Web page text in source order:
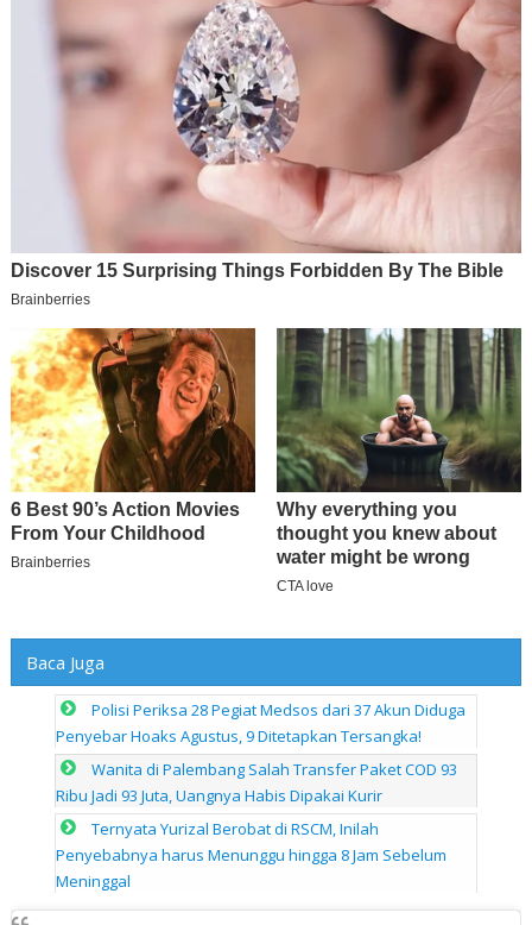
Baca Juga
Polisi Periksa 28 Pegiat Medsos dari 37 Akun Diduga
Penyebar Hoaks Agustus, 9 Ditetapkan Tersangka!
Wanita di Palembang Salah Transfer Paket COD 93
Ribu Jadi 93 Juta, Uangnya Habis Dipakai Kurir
Ternyata Yurizal Berobat di RSCM, Inilah
Penyebabnya harus Menunggu hingga 8 Jam Sebelum
Meninggal